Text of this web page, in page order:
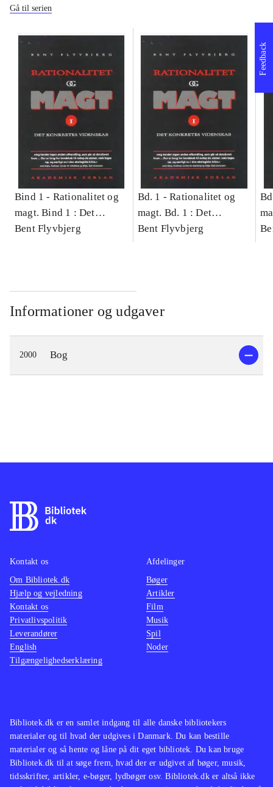
Gå til serien
Bind 1 - Rationalitet og
magt. Bind 1 : Det
konkretes videnskab
Bent Flyvbjerg
Bd. 1 -Rationalitet og
magt. Bd. 1 : Det
konkretes videnskab
Bent Flyvbjerg
Informationer og udgaver
2000 Bog
Feedback
Bibliotek.dk er en samlet indgang til alle danske bibliotekers
materialer og til hvad der udgives i Danmark. Du kan bestille
materialer og så hente og låne på dit eget bibliotek. Du kan bruge
Bibliotek.dk til at søge frem, hvad der er udgivet af bøger, musik,
tidsskrifter, artikler, e-bøger, lydbøger osv. Bibliotek.dk er altså ikke
Kontakt os
Om Bibliotek.dk
Hjælp og vejledning
Kontakt os
Privatlivspolitik
Leverandører
English
Tilgængelighedserklæring
Afdelinger
Bøger
Artikler
Film
Musik
Spil
Noder